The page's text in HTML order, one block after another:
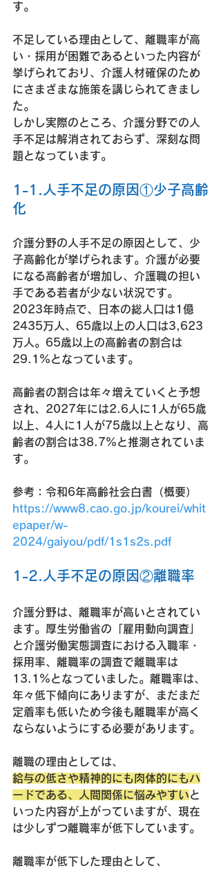
す。
不足している理由として、離職率が高
い・採用が困難であるといった内容が
挙げられており、介護人材確保のため
にさまざまな施策を講じられてきまし
た。
しかし実際のところ、介護分野での人
手不足は解消されておらず、深刻な問
題となっています。
1-1.人手不足の原因①少子高齢
化
介護分野の人手不足の原因として、少
子高齢化が挙げられます。介護が必要
になる高齢者が増加し、介護職の担い
手である若者が少ない状況です。
2023年時点で、日本の総人口は1億
2435万人、65歳以上の人口は3,623
万人。65歳以上の高齢者の割合は
29.1%となっています。
高齢者の割合は年々増えていくと予想
され、2027年には2.6人に1人が65歳
以上、4人に1人が75歳以上となり、高
齢者の割合は38.7%と推測されていま
す。
参考：令和6年高齢社会白書（概要）
https://www8.cao.go.jp/kourei/whit
epaper/w-
2024/gaiyou/pdf/1s1s2s.pdf
1-2.人手不足の原因②離職率
介護分野は、離職率が高いとされてい
ます。厚生労働省の「雇用動向調査」
と介護労働実態調査における入職率・
採用率、離職率の調査で離職率は
13.1%となっていました。離職率は、
年々低下傾向にありますが、まだまだ
定着率も低いため今後も離職率が高く
ならないようにする必要があります。
離職の理由としては、
給与の低さや精神的にも肉体的にもハ
ードである、人間関係に悩みやすいと
いった内容が上がっていますが、現在
は少しずつ離職率が低下しています。
離職率が低下した理由として、